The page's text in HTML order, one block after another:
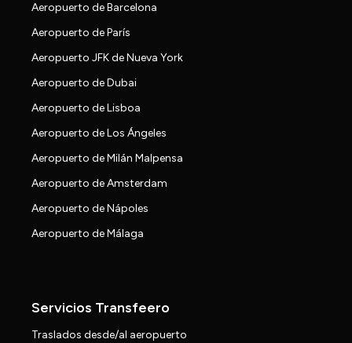
Aeropuerto de Barcelona
Aeropuerto de París
Aeropuerto JFK de Nueva York
Aeropuerto de Dubai
Aeropuerto de Lisboa
Aeropuerto de Los Ángeles
Aeropuerto de Milán Malpensa
Aeropuerto de Amsterdam
Aeropuerto de Nápoles
Aeropuerto de Málaga
Servicios Transfeero
Traslados desde/al aeropuerto